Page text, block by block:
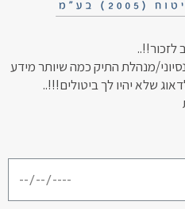
מנהלת התיק כמה שיותר מידע
שלא יהיו לך ביטולים!!!..